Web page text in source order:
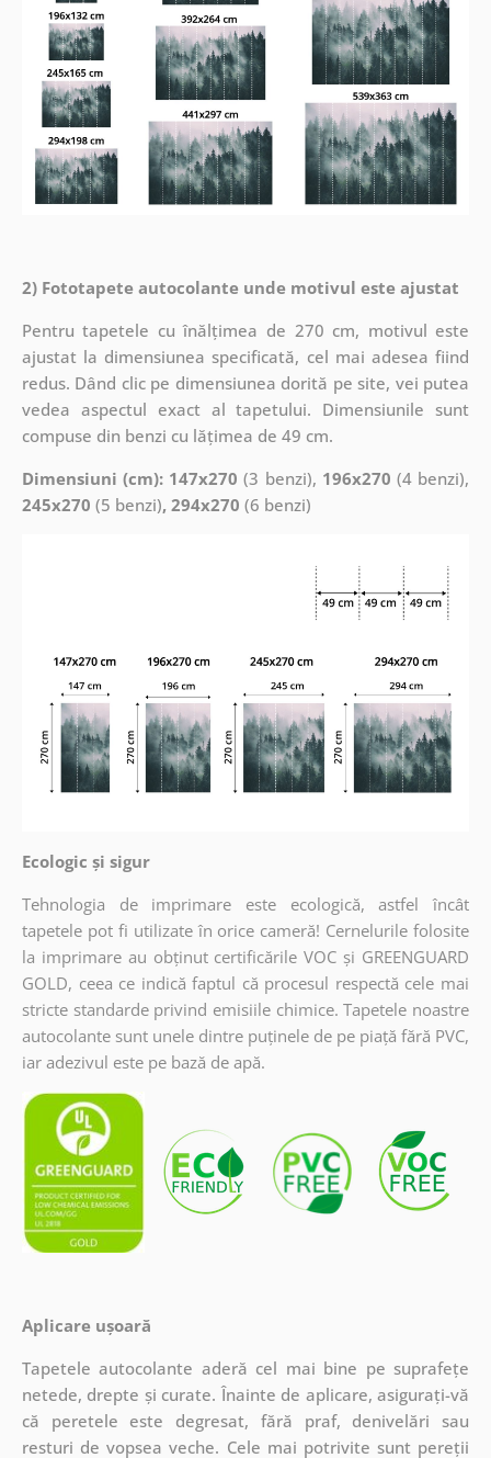
2) Fototapete autocolante unde motivul este ajustat
Pentru tapetele cu înălțimea de 270 cm, motivul este
ajustat la dimensiunea specificată, cel mai adesea fiind
redus. Dând clic pe dimensiunea dorită pe site, vei putea
vedea aspectul exact al tapetului. Dimensiunile sunt
compuse din benzi cu lățimea de 49 cm.
Dimensiuni (cm): 147x270 (3 benzi), 196x270 (4 benzi),
245x270 (5 benzi), 294x270 (6 benzi)
Ecologic și sigur
Tehnologia de imprimare este ecologică, astfel încât
tapetele pot fi utilizate în orice cameră! Cernelurile folosite
la imprimare au obținut certificările VOC și GREENGUARD
GOLD, ceea ce indică faptul că procesul respectă cele mai
stricte standarde privind emisiile chimice. Tapetele noastre
autocolante sunt unele dintre puținele de pe piață fără PVC,
iar adezivul este pe bază de apă.
Aplicare ușoară
Tapetele autocolante aderă cel mai bine pe suprafețe
netede, drepte și curate. Înainte de aplicare, asigurați-vă
că peretele este degresat, fără praf, denivelări sau
resturi de vopsea veche. Cele mai potrivite sunt pereții